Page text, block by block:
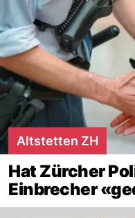
Altstetten ZH
Hat Zürcher
Einbrecher